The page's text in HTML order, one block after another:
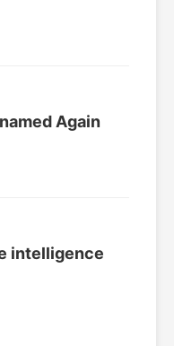
Again
intelligence